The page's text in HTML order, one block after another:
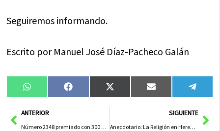
Seguiremos informando.
Escrito por Manuel José Díaz-Pacheco Galán
Compartir
en
WhatsAppCompartir
en
FacebookCompartir
en
X
(Twitter)
Compartir
en
Email
en
AntANTERIOR
Número 2348 premiado con 300 € en la Feria de Estocaje y Oportunidades
SIGUIENTE
Anecdotario: La Religión en Herencia en el siglo XIX